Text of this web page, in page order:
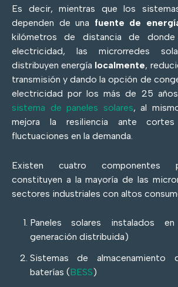
Es decir, mientras que los
dependen de una fuente de
kilómetros de distancia de
electricidad, las microrredes
distribuyen energía localmente,
transmisión y dando la opción de
electricidad por los más de 25
sistema de paneles solares, al
mejora la resiliencia ante
fluctuaciones en la demanda.
Existen cuatro componentes
constituyen a la mayoría de las
sectores industriales con altos
Paneles solares instalados
generación distribuida)
Sistemas de almacenamiento
baterías (BESS)